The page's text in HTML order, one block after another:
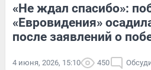
«Не ждал спасибо»:
«Евровидения»
после заявлений о
4 июня, 2026, 15:10 450